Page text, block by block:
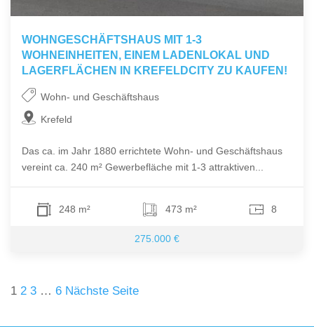
WOHNGESCHÄFTSHAUS MIT 1-3
WOHNEINHEITEN, EINEM LADENLOKAL UND
LAGERFLÄCHEN IN KREFELDCITY ZU KAUFEN!
Wohn- und Geschäftshaus
Krefeld
Das ca. im Jahr 1880 errichtete Wohn- und Geschäftshaus
vereint ca. 240 m² Gewerbefläche mit 1-3 attraktiven...
248 m² 473 m² 8
275.000 €
Seitennummerierung
1 2 3 … 6 Nächste Seite